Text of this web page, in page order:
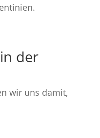
der
wir uns damit,